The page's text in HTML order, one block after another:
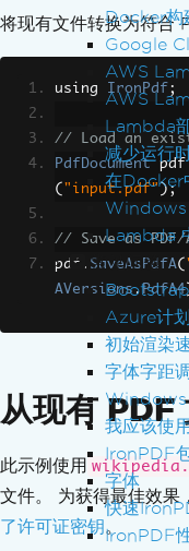
Docker构
Google
AWS
AWS
Lambda
减少运行
在Docker
Windows
Lambda
常见问题
Azure计
初始渲染
字体字距
Windows
我应该使
IronPDF
字体
快速
IronPDF
将现有文件转换为符合
using IronPdf ;
// Load an
PdfDocument
( "input.pdf");
// Save as PDF/
pdf . SaveAsPdfA(
AVersions.PdfA4
从现有
此示例使用
文件。 为获得最佳效果
了许可证密钥。